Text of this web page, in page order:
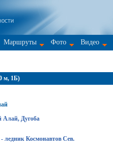
Маршруты Фото Видео
м, 1Б)
Дугоба
ледник Космонавтов Сев.